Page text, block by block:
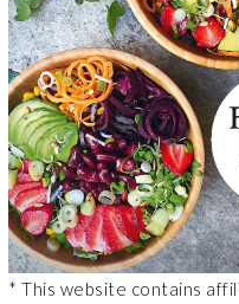
* This website contains